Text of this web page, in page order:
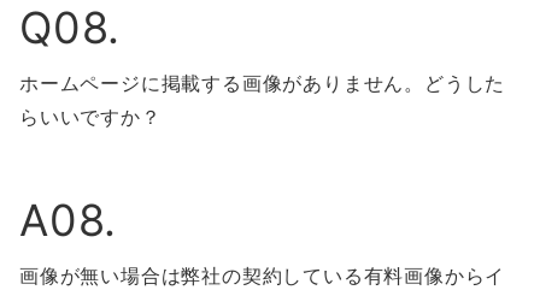
Q08.
ホームページに掲載する画像がありません。どうした
らいいですか？
A08.
画像が無い場合は弊社の契約している有料画像からイ